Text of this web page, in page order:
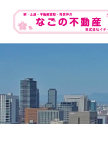
会社情報